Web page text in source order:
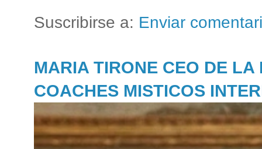
Suscribirse a: Enviar
MARIA TIRONE CEO DE LA
COACHES MISTICOS